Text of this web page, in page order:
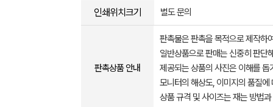
인쇄위치크기 별도 문의
판촉상품 안내
판촉물은 판촉을 목적으로 제작하
일반상품으로 판매는 신중히 판단
제공되는 상품의 사진은 이해를
모니터의 해상도, 이미지의 품질
상품 규격 및 사이즈는 재는 방법